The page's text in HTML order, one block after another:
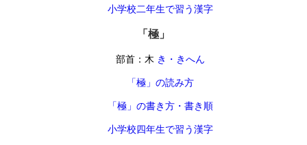
小学校二年生で習う漢字
「極」
部首：木 き・きへん
「極」の読み方
「極」の書き方・書き順
小学校四年生で習う漢字